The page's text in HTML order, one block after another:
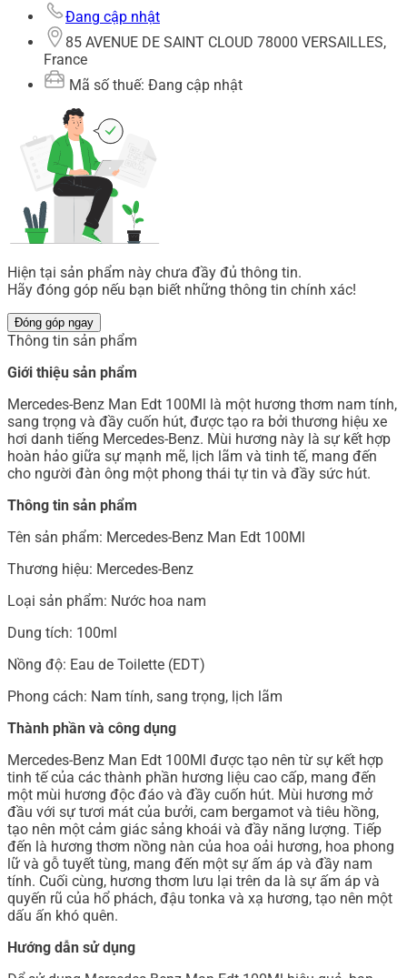
Đang cập nhật
85 AVENUE DE SAINT CLOUD 78000 VERSAILLES,
France
Mã số thuế: Đang cập nhật
Hiện tại sản phẩm này chưa đầy đủ thông tin.
Hãy đóng góp nếu bạn biết những thông tin chính xác!
Đóng góp ngay
Thông tin sản phẩm
Giới thiệu sản phẩm
Mercedes-Benz Man Edt 100Ml là một hương thơm nam tính,
sang trọng và đầy cuốn hút, được tạo ra bởi thương hiệu xe
hơi danh tiếng Mercedes-Benz. Mùi hương này là sự kết hợp
hoàn hảo giữa sự mạnh mẽ, lịch lãm và tinh tế, mang đến
cho người đàn ông một phong thái tự tin và đầy sức hút.
Thông tin sản phẩm
Tên sản phẩm: Mercedes-Benz Man Edt 100Ml
Thương hiệu: Mercedes-Benz
Loại sản phẩm: Nước hoa nam
Dung tích: 100ml
Nồng độ: Eau de Toilette (EDT)
Phong cách: Nam tính, sang trọng, lịch lãm
Thành phần và công dụng
Mercedes-Benz Man Edt 100Ml được tạo nên từ sự kết hợp
tinh tế của các thành phần hương liệu cao cấp, mang đến
một mùi hương độc đáo và đầy cuốn hút. Mùi hương mở
đầu với sự tươi mát của bưởi, cam bergamot và tiêu hồng,
tạo nên một cảm giác sảng khoái và đầy năng lượng. Tiếp
đến là hương thơm nồng nàn của hoa oải hương, hoa phong
lữ và gỗ tuyết tùng, mang đến một sự ấm áp và đầy nam
tính. Cuối cùng, hương thơm lưu lại trên da là sự ấm áp và
quyến rũ của hổ phách, đậu tonka và xạ hương, tạo nên một
dấu ấn khó quên.
Hướng dẫn sử dụng